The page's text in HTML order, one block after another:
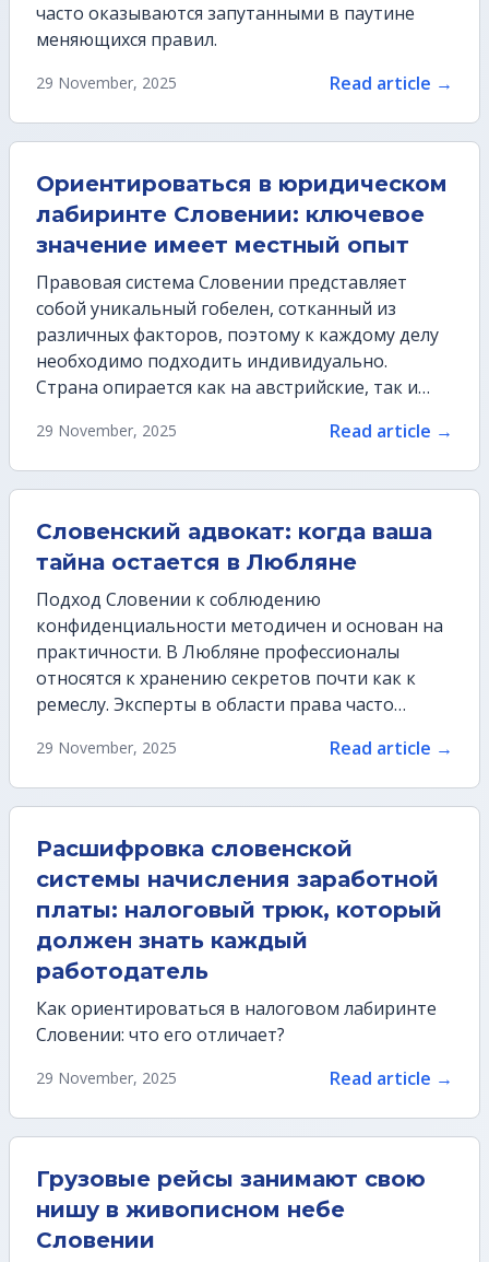
часто оказываются запутанными в паутине
меняющихся правил.
29 November, 2025 Read article →
Ориентироваться в юридическом
лабиринте Словении: ключевое
значение имеет местный опыт
Правовая система Словении представляет
собой уникальный гобелен, сотканный из
различных факторов, поэтому к каждому делу
необходимо подходить индивидуально.
Страна опирается как на австрийские, так и…
29 November, 2025 Read article →
Словенский адвокат: когда ваша
тайна остается в Любляне
Подход Словении к соблюдению
конфиденциальности методичен и основан на
практичности. В Любляне профессионалы
относятся к хранению секретов почти как к
ремеслу. Эксперты в области права часто…
29 November, 2025 Read article →
Расшифровка словенской
системы начисления заработной
платы: налоговый трюк, который
должен знать каждый
работодатель
Как ориентироваться в налоговом лабиринте
Словении: что его отличает?
29 November, 2025 Read article →
Грузовые рейсы занимают свою
нишу в живописном небе
Словении